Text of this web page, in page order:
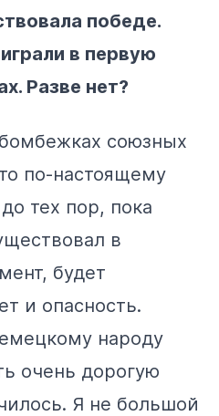
победе.
в первую
Разве нет?
союзных
по-настоящему
тех пор, пока
в
будет
и опасность.
народу
очень дорогую
Я не большой